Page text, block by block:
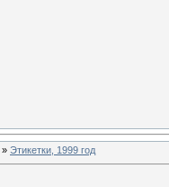
» Этикетки, 1999 год